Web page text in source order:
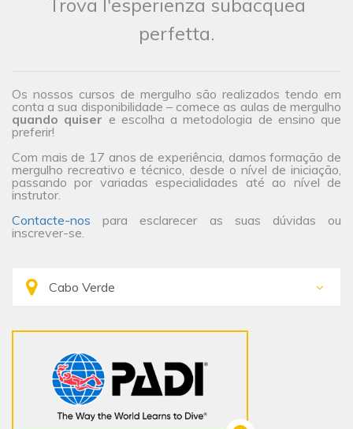
Trova l'esperienza subacquea
perfetta.
Os nossos cursos de mergulho são realizados tendo em
conta a sua disponibilidade – comece as aulas de mergulho
quando quiser e escolha a metodologia de ensino que
preferir!
Com mais de 17 anos de experiência, damos formação de
mergulho recreativo e técnico, desde o nível de iniciação,
passando por variadas especialidades até ao nível de
instrutor.
Contacte-nos para esclarecer as suas dúvidas ou
inscrever-se.